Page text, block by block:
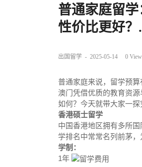
普通家庭留
性价比更好？
出国留学 - 2025-05-14 0
普通家庭来说，留学预
澳门凭借优质的教育资
如何？今天就带大家一探
香港硕士留学
中国香港地区拥有多所
学排名中常常名列前茅
学制：
1年